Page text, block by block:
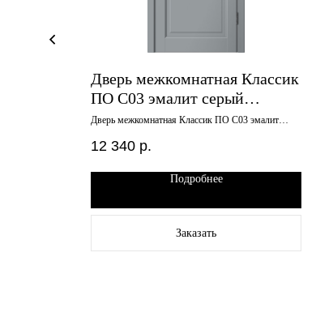
Дверь межкомнатная Классик
ПО С03 эмалит серый
700х2000 английская решетка
Дверь межкомнатная Классик ПО С03 эмалит
12 340 р.
Подробнее
Заказать